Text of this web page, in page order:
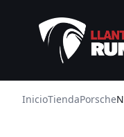
InicioTiendaPorsche